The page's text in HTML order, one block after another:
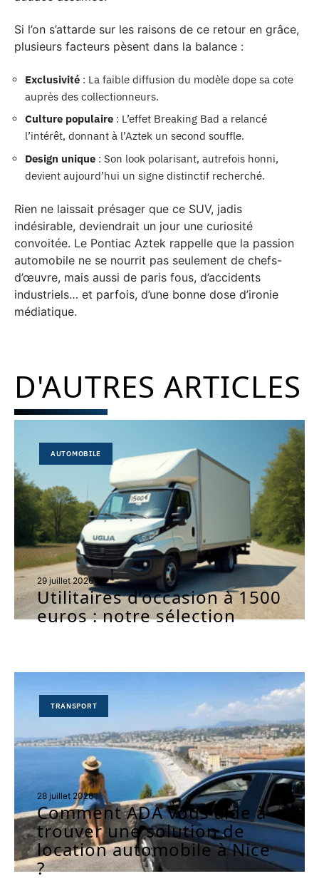
Si l’on s’attarde sur les raisons de ce retour en grâce,
plusieurs facteurs pèsent dans la balance :
Exclusivité : La faible diffusion du modèle dope sa cote
auprès des collectionneurs.
Culture populaire : L’effet Breaking Bad a relancé
l’intérêt, donnant à l’Aztek un second souffle.
Design unique : Son look polarisant, autrefois honni,
devient aujourd’hui un signe distinctif recherché.
Rien ne laissait présager que ce SUV, jadis
indésirable, deviendrait un jour une curiosité
convoitée. Le Pontiac Aztek rappelle que la passion
automobile ne se nourrit pas seulement de chefs-
d’œuvre, mais aussi de paris fous, d’accidents
industriels… et parfois, d’une bonne dose d’ironie
médiatique.
D'AUTRES ARTICLES
AUTOMOBILE
29 juillet 2026
Utilitaires d’occasion à 1500
euros : notre sélection
TRANSPORT
28 juillet 2026
Comment ADA vous aide à
trouver une solution de
location automobile à Nice
?